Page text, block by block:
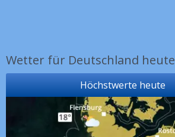
Wetter für Deutschland heute
Höchstwerte heute